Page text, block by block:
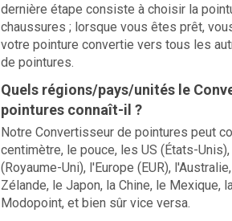
dernière étape consiste à choisir la
chaussures ; lorsque vous êtes prêt,
votre pointure convertie vers tous les
de pointures.
Quels régions/pays/unités le
pointures connaît-il ?
Notre Convertisseur de pointures peut
centimètre, le pouce, les US (États-Unis),
(Royaume-Uni), l'Europe (EUR),
Zélande, le Japon, la Chine, le Mexique,
Modopoint, et bien sûr vice versa.